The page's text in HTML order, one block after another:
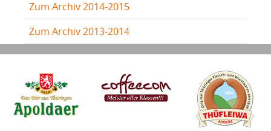
Zum Archiv 2014-2015
Zum Archiv 2013-2014